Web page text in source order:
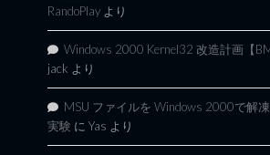
RandoPlay より
Windows 2000 Kernel32 改造計画【BM
jack より
MSU ファイルを Windows 2000で解
実験 に Yas より